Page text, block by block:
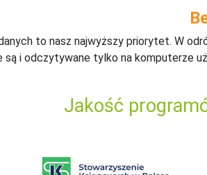
to nasz najwyższy priorytet. W
są i odczytywane tylko na komputerze
Jakość